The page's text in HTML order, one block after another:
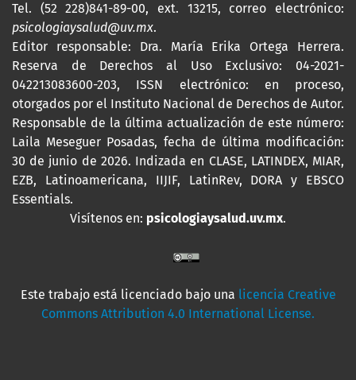
Tel. (52 228)841-89-00, ext. 13215, correo electrónico:
psicologiaysalud@uv.mx.
Editor responsable: Dra. María Erika Ortega Herrera.
Reserva de Derechos al Uso Exclusivo: 04-2021-
042213083600-203, ISSN electrónico: en proceso,
otorgados por el Instituto Nacional de Derechos de Autor.
Responsable de la última actualización de este número:
Laila Meseguer Posadas, fecha de última modificación:
30 de junio de 2026. Indizada en CLASE, LATINDEX, MIAR,
EZB, Latinoamericana, IIJIF, LatinRev, DORA y EBSCO
Essentials.
Visítenos en: psicologiaysalud.uv.mx.
Este trabajo está licenciado bajo una licencia Creative
Commons Attribution 4.0 International License.